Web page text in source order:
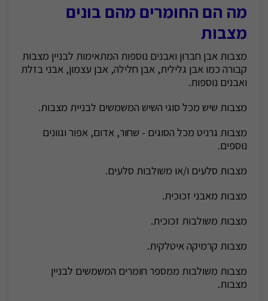
מה הם החומרים מהם בונים
מצבות
מצבות אבן חברון ואבנים נוספות המתאימות לבניין מצבות
קבורה כמו אבן גלילית, אבן חלילה, אבן עצמון, אבני בזלת
ואבנים נוספות.
מצבות שיש מכל סוגי השיש המשמשים לבניית מצבות.
מצבות גרניט מכל הסוגים - שחור, אדום, אפור וגוונים
נוספים.
מצבות סלעים ו/או משולבות סלעים.
מצבות מאבני זכוכית.
מצבות משולבות זכוכית.
מצבות קרמיקה איטלקית.
מצבות משולבות ממספר חומרים המשמשים לבניין
מצבות.